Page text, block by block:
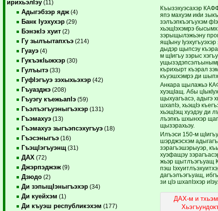
ирихьэлIэу (11)
Адыгэбзэр ядж (4)
Банк Iуэхухэр (29)
БэнэкIэ хуит (2)
Гу зылъытапхъэ (214)
Гуауэ (4)
ГукъэкIыжхэр (30)
Гулъытэ (33)
ГуфIэгъуэ зэхыхьэхэр (42)
Гъуазджэ (208)
Гъуэгу къежьапIэ (59)
Гъэлъэгъуэныгъэхэр (131)
Гъэмахуэ (13)
Гъэмахуэ зыгъэпсэхугъуэ (18)
Гъэсэныгъэ (16)
ГъэщIэгъуэнщ (31)
ДАХ (72)
Джэрпэджэж (9)
Дзюдо (2)
Ди зэпыщIэныгъэхэр (34)
Ди куейхэм (1)
Ди къуэш республикэхэм (177)
Къызэхуэсахэр
япэ махуэм икIи
зэлъэпкъэгъухэм
хьэщIэхэмрэ
зэрыщылэжьэну
ящIыну
дыдэр щыпсэу
м щIигъу зэрыс
кърихырт къэрал
къуэшхэмрэ ди
Анкара щылажьэ
хуэщIащ. Абы
щыхуагъасэ, адыгэ
шхапIэ, хьэщIэ
хьэщIэщ хуэдэу ди
лъэпкъ шхынхэр
щызэрахьэу.
Илъэси 150-м
шэрджэсхэм
зэрагъэшэрыуэр,
хуэфащэу
жьэр щытлъэгъуащ
пэш
дагъэлъэгъуащ,
зи цIэ шхапIэхэр иIэу.
ДАХ-м и